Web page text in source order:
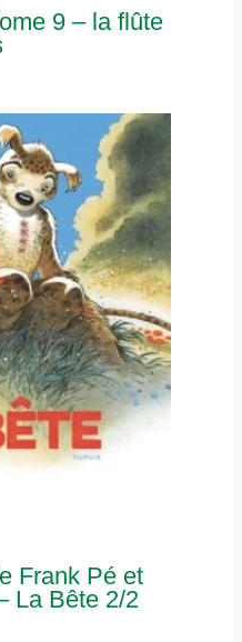
9 – la flûte
Frank Pé et
La Bête 2/2